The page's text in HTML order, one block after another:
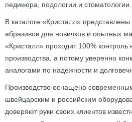
педикюра, подологии и стоматологии.
В каталоге «Кристалл»
абразивов для новичков и опытных
«Кристалл» проходит 100% контроль
производства, а потому уверенно
аналогами по надежности и
Производство оснащено
швейцарским и российским
доверяют руки своих клиентов